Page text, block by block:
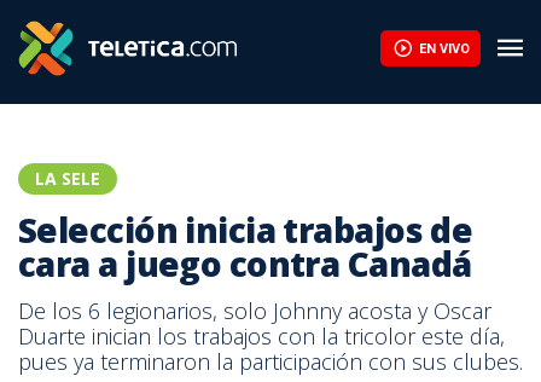
EN VIVO
LA SELE
Selección inicia trabajos de
cara a juego contra Canadá
De los 6 legionarios, solo Johnny acosta y Oscar
Duarte inician los trabajos con la tricolor este día,
pues ya terminaron la participación con sus clubes.